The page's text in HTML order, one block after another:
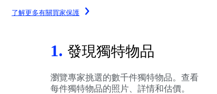
了解更多有關買家保護
1. 發現獨特物品
瀏覽專家挑選的數千件獨特物品。查看
每件獨特物品的照片、詳情和估價。